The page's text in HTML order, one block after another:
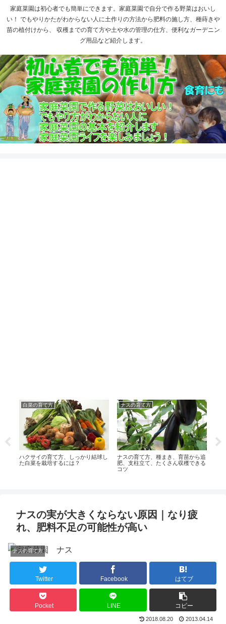
家庭菜園は初心者でも簡単にできます。家庭菜園で自分で作る野菜はおいし
い！ でもやりかたがわからない人に土作りの方法から肥料の施し方、種蒔きや
苗の植付けから、 収穫までの育て方や土や水の管理の仕方、便利なガーデニン
グ用品など紹介します。
白菜の育て方
ハクサイの育て方、しっかり結球し
た白菜を栽培するには？
ナスの育て方
ナスの育て方、種まき、育苗から追
肥、支柱立て、たくさん収穫できる
コツ
ナスの実が大きくならない原因｜なり疲
れ、肥料不足の可能性が高い
ナスの育て方
Twitter Facebook はてブ
Pocket LINE コピー
2018.08.20 2013.04.14